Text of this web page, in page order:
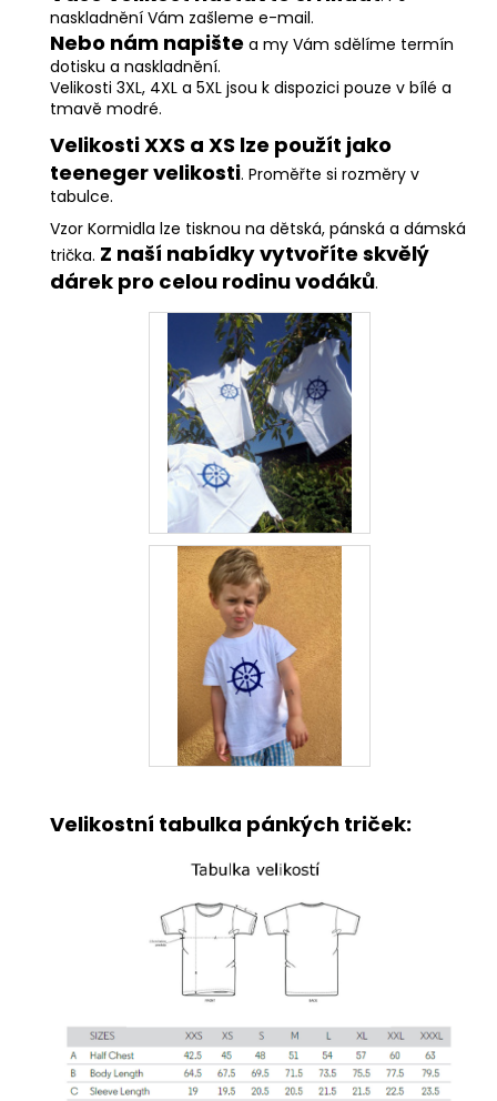
naskladnění Vám zašleme e-mail.
Nebo nám napište a my Vám sdělíme termín
dotisku a naskladnění.
Velikosti 3XL, 4XL a 5XL jsou k dispozici pouze v bílé a
tmavě modré.
Velikosti XXS a XS lze použít jako
teeneger velikosti. Proměřte si rozměry v
tabulce.
Vzor Kormidla lze tisknou na dětská, pánská a dámská
trička. Z naší nabídky vytvoříte skvělý
dárek pro celou rodinu vodáků.
Velikostní tabulka pánkých triček: